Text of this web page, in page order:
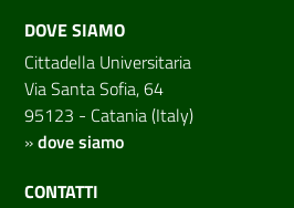
DOVE SIAMO
Cittadella Universitaria
Via Santa Sofia, 64
95123 - Catania (Italy)
»dove siamo
CONTATTI